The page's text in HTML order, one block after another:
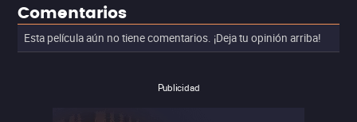
Comentarios
Esta película aún no tiene comentarios. ¡Deja tu opinión arriba!
Publicidad